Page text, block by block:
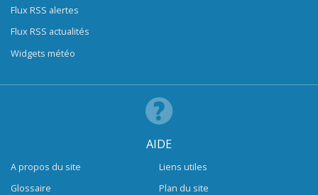
Flux RSS alertes
Flux RSS actualités
Widgets météo
AIDE
A propos du site
Glossaire
Liens utiles
Plan du site